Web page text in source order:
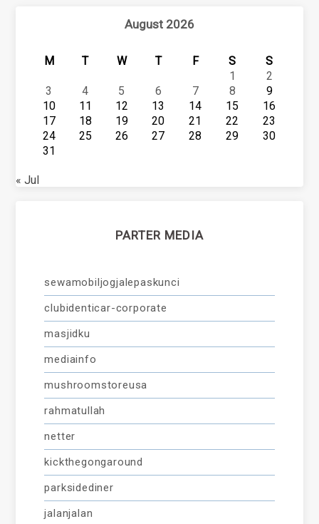
August 2026
M T W T F S
S
1
2
3
4 5 6 7 8
9
10
11 12 13 14 15
16
17
18 19 20 21 22
23
24
25 26 27 28 29
30
31
« Jul
PARTER MEDIA
sewamobiljogjalepaskunci
clubidenticar-corporate
masjidku
mediainfo
mushroomstoreusa
rahmatullah
netter
kickthegongaround
parksidediner
jalanjalan